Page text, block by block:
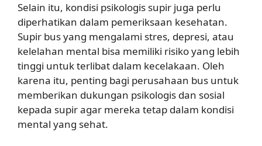
Selain itu, kondisi psikologis supir juga perlu
diperhatikan dalam pemeriksaan kesehatan.
Supir bus yang mengalami stres, depresi, atau
kelelahan mental bisa memiliki risiko yang lebih
tinggi untuk terlibat dalam kecelakaan. Oleh
karena itu, penting bagi perusahaan bus untuk
memberikan dukungan psikologis dan sosial
kepada supir agar mereka tetap dalam kondisi
mental yang sehat.